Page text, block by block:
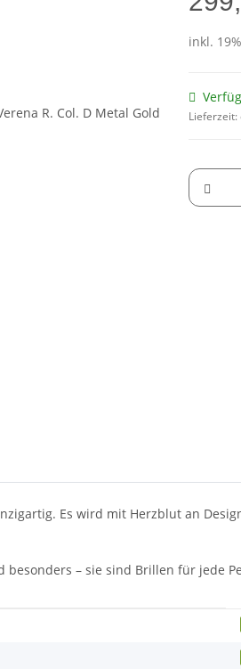
inkl.
Lieferzeit:
Es wird mit Herzblut an
besonders – sie sind Brillen für jede